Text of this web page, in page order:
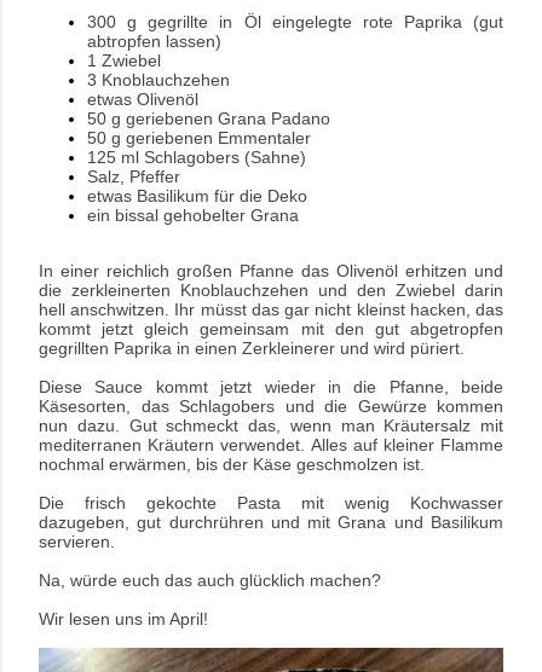
300 g gegrillte in Öl eingelegte rote Paprika (gut
abtropfen lassen)
1 Zwiebel
3 Knoblauchzehen
etwas Olivenöl
50 g geriebenen Grana Padano
50 g geriebenen Emmentaler
125 ml Schlagobers (Sahne)
Salz, Pfeffer
etwas Basilikum für die Deko
ein bissal gehobelter Grana
In einer reichlich großen Pfanne das Olivenöl erhitzen und
die zerkleinerten Knoblauchzehen und den Zwiebel darin
hell anschwitzen. Ihr müsst das gar nicht kleinst hacken, das
kommt jetzt gleich gemeinsam mit den gut abgetropfen
gegrillten Paprika in einen Zerkleinerer und wird püriert.
Diese Sauce kommt jetzt wieder in die Pfanne, beide
Käsesorten, das Schlagobers und die Gewürze kommen
nun dazu. Gut schmeckt das, wenn man Kräutersalz mit
mediterranen Kräutern verwendet. Alles auf kleiner Flamme
nochmal erwärmen, bis der Käse geschmolzen ist.
Die frisch gekochte Pasta mit wenig Kochwasser
dazugeben, gut durchrühren und mit Grana und Basilikum
servieren.
Na, würde euch das auch glücklich machen?
Wir lesen uns im April!